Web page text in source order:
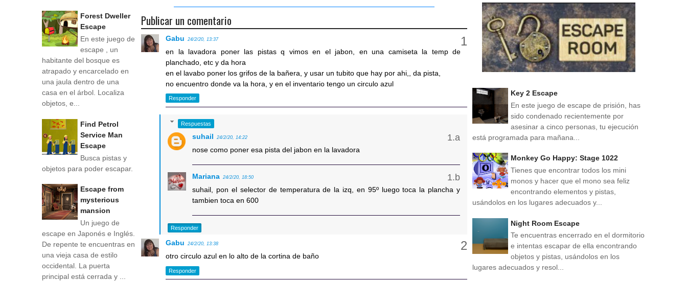
Publicar un comentario
Gabu 24/2/20, 13:37
en la lavadora poner las pistas q vimos en el jabon, en una camiseta la temp de
planchado, etc y da hora
en el lavabo poner los grifos de la bañera, y usar un tubito que hay por ahi,, da pista,
no encuentro donde va la hora, y en el inventario tengo un circulo azul
Responder
Respuestas
suhail 24/2/20, 14:22
nose como poner esa pista del jabon en la lavadora
Mariana 24/2/20, 18:50
suhail, pon el selector de temperatura de la izq, en 95º luego toca la plancha y
tambien toca en 600
Responder
Gabu 24/2/20, 13:38
otro circulo azul en lo alto de la cortina de baño
Responder
Forest Dweller
Escape
En este juego de
escape , un
habitante del bosque es
atrapado y encarcelado en
una jaula dentro de una
casa en el árbol. Localiza
objetos, e...
Find Petrol
Service Man
Escape
Busca pistas y
objetos para poder escapar.
Escape from
mysterious
mansion
Un juego de
escape en Japonés e Inglés.
De repente te encuentras en
una vieja casa de estilo
occidental. La puerta
principal está cerrada y ...
Key 2 Escape
En este juego de escape de prisión, has
sido condenado recientemente por
asesinar a cinco personas, tu ejecución
está programada para mañana...
Monkey Go Happy: Stage 1022
Tienes que encontrar todos los mini
monos y hacer que el mono sea feliz
encontrando elementos y pistas,
usándolos en los lugares adecuados y...
Night Room Escape
Te encuentras encerrado en el dormitorio
e intentas escapar de ella encontrando
objetos y pistas, usándolos en los
lugares adecuados y resol...